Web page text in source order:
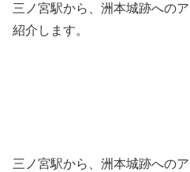
三ノ宮駅から、洲本城跡への
紹介します。
三ノ宮駅から、洲本城跡へのア